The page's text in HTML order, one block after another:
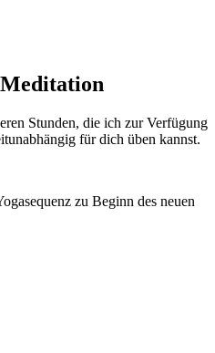
Meditation
Stunden, die ich zur Verfügung
für dich üben kannst.
zu Beginn des neuen